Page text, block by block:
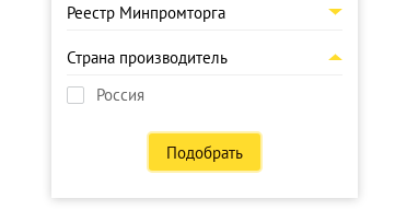
Реестр Минпромторга
Страна производитель
Россия
Подобрать